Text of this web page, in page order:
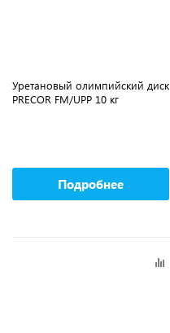
Уретановый олимпийский диск
PRECOR FM/UPP 10 кг
Подробнее